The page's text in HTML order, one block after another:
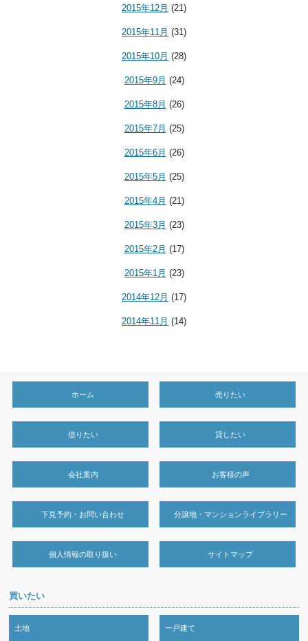
2015年12月 (21)
2015年11月 (31)
2015年10月 (28)
2015年9月 (24)
2015年8月 (26)
2015年7月 (25)
2015年6月 (26)
2015年5月 (25)
2015年4月 (21)
2015年3月 (23)
2015年2月 (17)
2015年1月 (23)
2014年12月 (17)
2014年11月 (14)
ホーム 売りたい
借りたい 貸したい
会社案内 お客様の声
下見予約・お問い合わせ 分譲地・マンションライブラリー
個人情報の取り扱い サイトマップ
買いたい
土地 一戸建て